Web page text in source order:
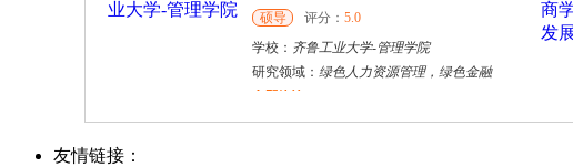
硕导 评分： 5.0
学校： 齐鲁工业大学-管理学院
研究领域： 绿色人力资源管理，绿色金融
立即咨询
杜** 黄浦区
友情链接：